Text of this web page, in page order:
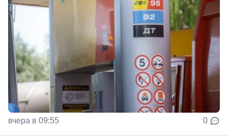
вчера в 09:55 0